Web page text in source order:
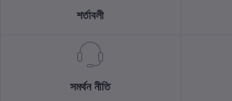
শর্তাবলী
সমর্থন নীতি